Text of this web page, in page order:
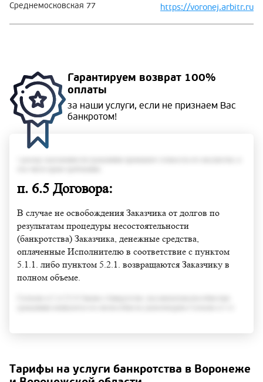
Среднемосковская 77 https://voronej.arbitr.ru
Гарантируем возврат 100%
оплаты
за наши услуги, если не признаем Вас
банкротом!
п. 6.5 Договора:
В случае не освобождения Заказчика от долгов по
результатам процедуры несостоятельности
(банкротства) Заказчика, денежные средства,
оплаченные Исполнителю в соответствие с пунктом
5.1.1. либо пунктом 5.2.1. возвращаются Заказчику в
полном объеме.
Тарифы на услуги банкротства в Воронеже